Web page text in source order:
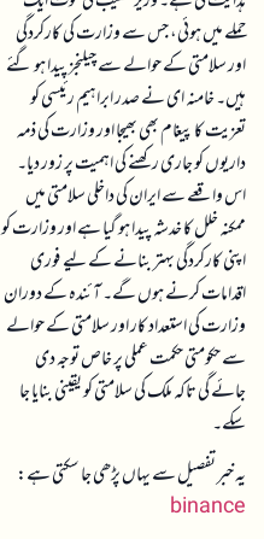
حملے میں ہوئی، جس سے وزارت کی کارکردگی
اور سلامتی کے حوالے سے چیلنجز پیدا ہو گئے
ہیں۔ خامنہ ای نے صدر ابراہیم رئیسی کو
تعزیت کا پیغام بھی بھیجا اور وزارت کی ذمہ
داریوں کو جاری رکھنے کی اہمیت پر زور دیا۔
اس واقعے سے ایران کی داخلی سلامتی میں
ممکنہ خلل کا خدشہ پیدا ہو گیا ہے اور وزارت کو
اپنی کارکردگی بہتر بنانے کے لیے فوری
اقدامات کرنے ہوں گے۔ آئندہ کے دوران
وزارت کی استعداد کار اور سلامتی کے حوالے
سے حکومتی حکمت عملی پر خاص توجہ دی
جائے گی تاکہ ملک کی سلامتی کو یقینی بنایا جا
سکے۔
یہ خبر تفصیل سے یہاں پڑھی جا سکتی ہے:
binance